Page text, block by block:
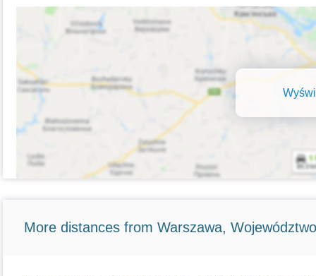
More distances from Warszawa,